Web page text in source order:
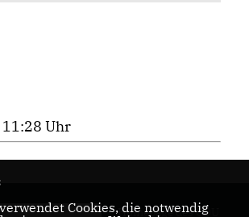
Uhr
Homepage des CDU
Cookies, die notwendig